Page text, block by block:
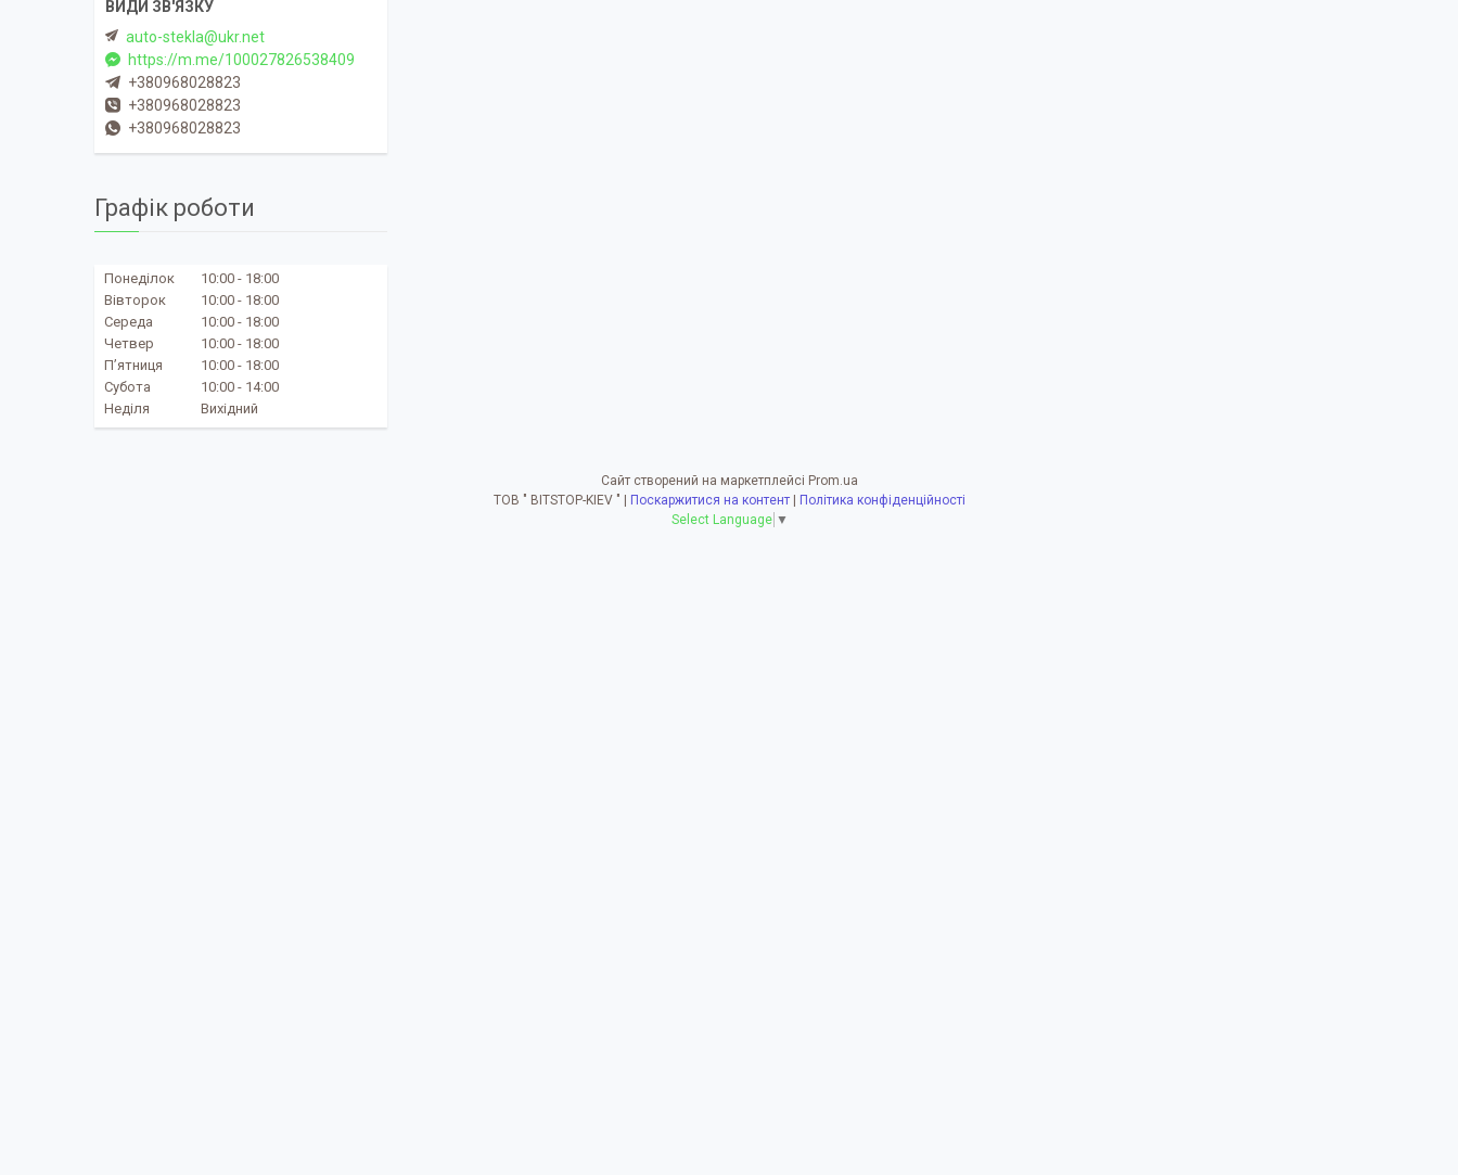
auto-stekla@ukr.net
https://m.me/100027826538409
+380968028823
+380968028823
+380968028823
Графік роботи
Понеділок 10:00
18:00
Вівторок
10:00
18:00
Середа
10:00
18:00
Четвер
10:00
18:00
Пʼятниця
10:00
18:00
Субота
10:00
14:00
Неділя
Вихідний
Сайт створений на маркетплейсі Prom.ua
ТОВ " BITSTOP-KIEV " | Поскаржитися на контент | Політика конфіденційності
Select Language ▼